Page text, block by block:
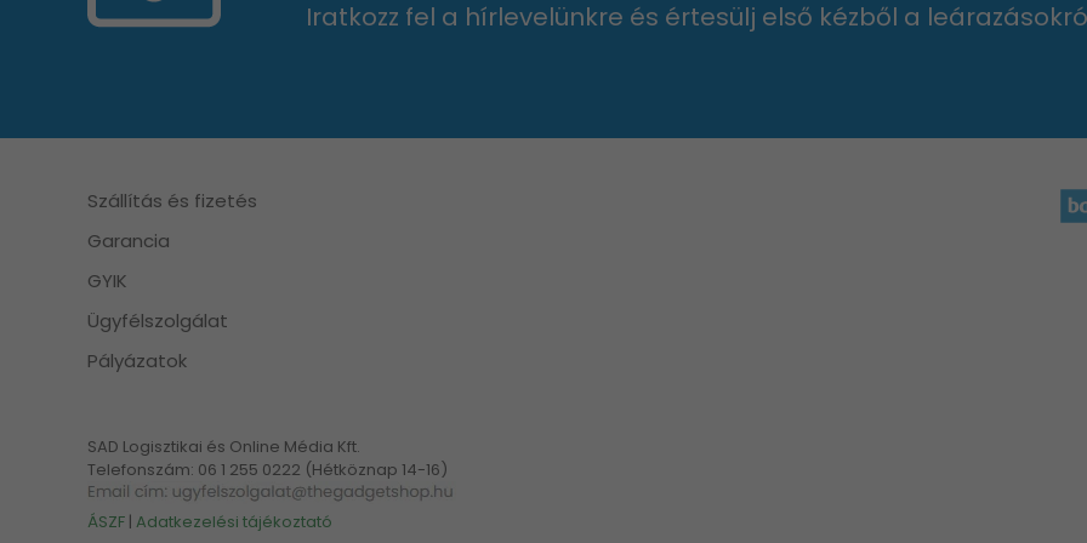
Iratkozz fel a hírlevelünkre és értesülj első kézből a
Szállítás és fizetés
Garancia
GYIK
Ügyfélszolgálat
Pályázatok
SAD Logisztikai és Online Média Kft.
Telefonszám: 06 1 255 0222 (Hétköznap 14-16)
ÁSZF | Adatkezelési tájékoztató